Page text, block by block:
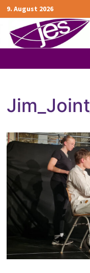
Zurück
zum
Inhalt
9. August 2026